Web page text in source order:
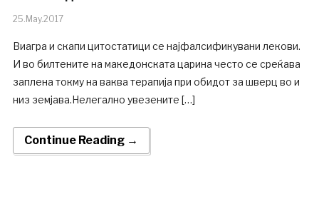
25.May.2017
Виагра и скапи цитостатици се најфалсификувани лекови.
И во билтените на македонската царина често се среќава
заплена токму на ваква терапија при обидот за шверц во и
низ земјава.Нелегално увезените […]
Continue Reading →